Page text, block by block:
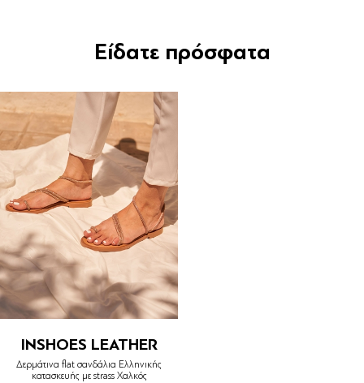
Είδατε πρόσφατα
INSHOES LEATHER
Δερμάτινα flat σανδάλια Ελληνικής
κατασκευής με strass Χαλκός